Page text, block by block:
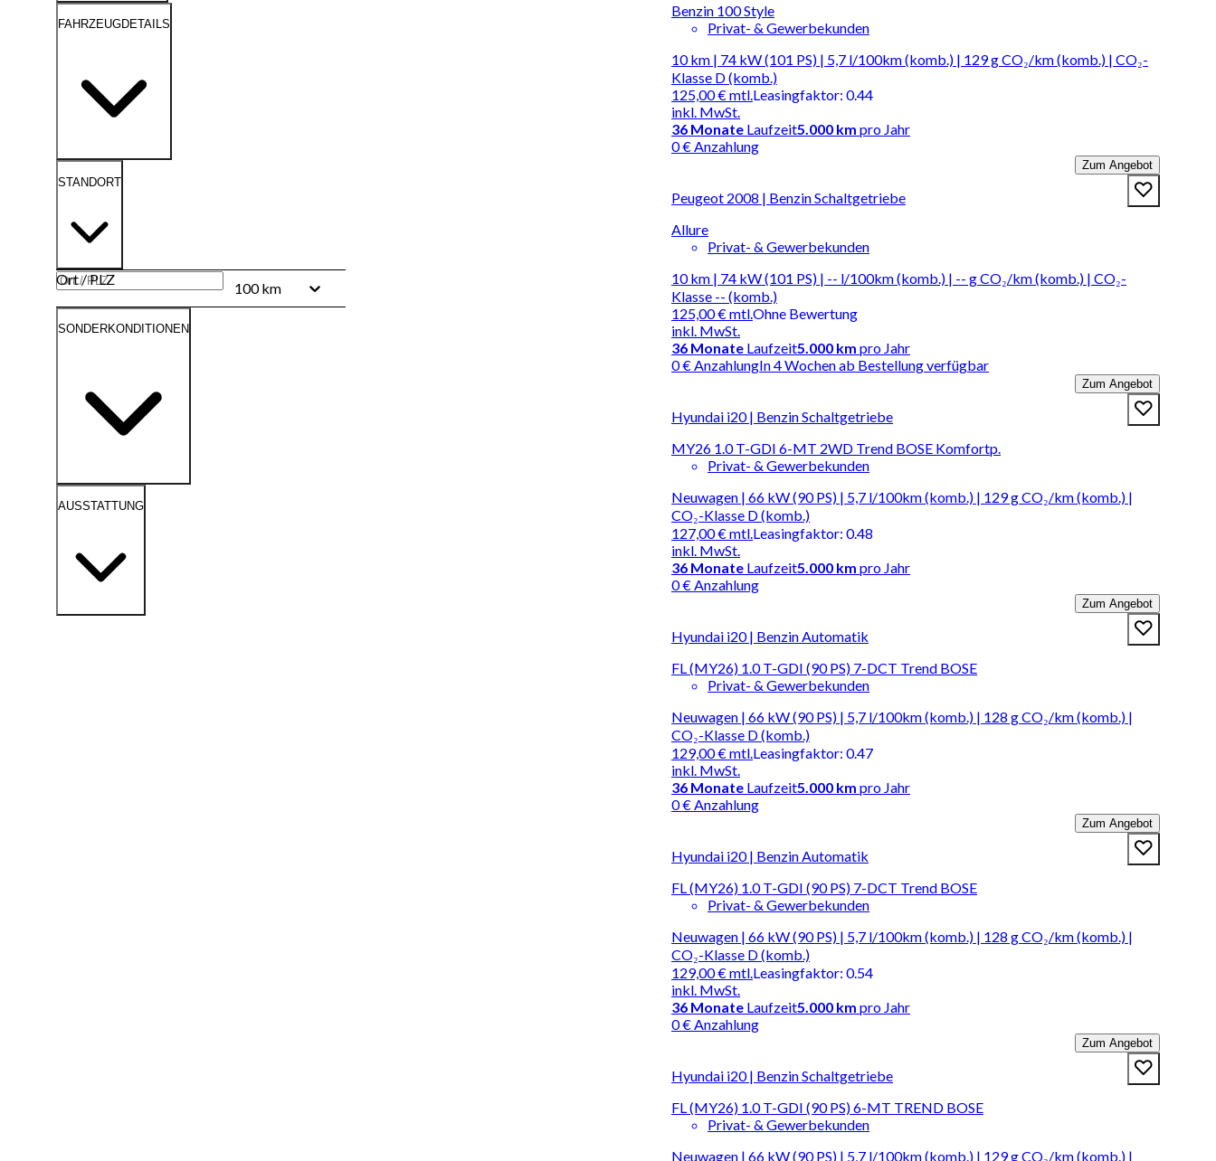
FAHRZEUGDETAILS
STANDORT
Ort / PLZ
100 km
SONDERKONDITIONEN
AUSSTATTUNG
Benzin 100 Style
Privat- & Gewerbekunden
10 km | 74 kW (101 PS) | 5,7 l/100km (komb.) | 129 g CO₂/km (komb.) | CO₂-
Klasse D (komb.)
125,00 €mtl.
inkl. MwSt.
Leasingfaktor: 0.44
36 Monate Laufzeit5.000 km pro Jahr
0 € Anzahlung
Zum Angebot
Peugeot 2008 | Benzin Schaltgetriebe
Allure
Privat- & Gewerbekunden
10 km | 74 kW (101 PS) | -- l/100km (komb.) | -- g CO₂/km (komb.) | CO₂-
Klasse -- (komb.)
125,00 €mtl.
inkl. MwSt.
Ohne Bewertung
36 Monate Laufzeit5.000 km pro Jahr
0 € AnzahlungIn 4 Wochen ab Bestellung verfügbar
Zum Angebot
Hyundai i20 | Benzin Schaltgetriebe
MY26 1.0 T-GDI 6-MT 2WD Trend BOSE Komfortp.
Privat- & Gewerbekunden
Neuwagen | 66 kW (90 PS) | 5,7 l/100km (komb.) | 129 g CO₂/km (komb.) |
CO₂-Klasse D (komb.)
127,00 €mtl.
inkl. MwSt.
Leasingfaktor: 0.48
36 Monate Laufzeit5.000 km pro Jahr
0 € Anzahlung
Zum Angebot
Hyundai i20 | Benzin Automatik
FL (MY26) 1.0 T-GDI (90 PS) 7-DCT Trend BOSE
Privat- & Gewerbekunden
Neuwagen | 66 kW (90 PS) | 5,7 l/100km (komb.) | 128 g CO₂/km (komb.) |
CO₂-Klasse D (komb.)
129,00 €mtl.
inkl. MwSt.
Leasingfaktor: 0.47
36 Monate Laufzeit5.000 km pro Jahr
0 € Anzahlung
Zum Angebot
Hyundai i20 | Benzin Automatik
FL (MY26) 1.0 T-GDI (90 PS) 7-DCT Trend BOSE
Privat- & Gewerbekunden
Neuwagen | 66 kW (90 PS) | 5,7 l/100km (komb.) | 128 g CO₂/km (komb.) |
CO₂-Klasse D (komb.)
129,00 €mtl.
inkl. MwSt.
Leasingfaktor: 0.54
36 Monate Laufzeit5.000 km pro Jahr
0 € Anzahlung
Zum Angebot
Hyundai i20 | Benzin Schaltgetriebe
FL (MY26) 1.0 T-GDI (90 PS) 6-MT TREND BOSE
Privat- & Gewerbekunden
Neuwagen | 66 kW (90 PS) | 5,7 l/100km (komb.) | 129 g CO₂/km (komb.) |